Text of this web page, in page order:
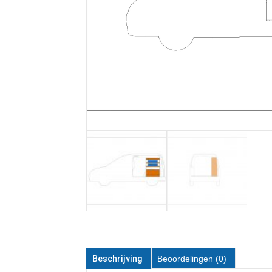
Beschrijving Beoordelingen (0)